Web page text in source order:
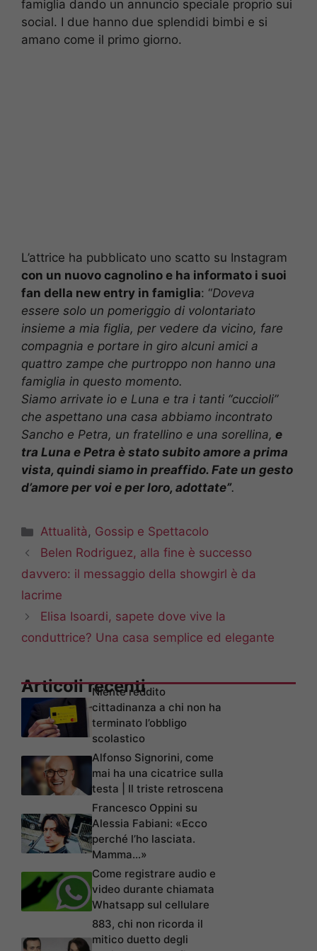
famiglia dando un annuncio speciale proprio sui
social. I due hanno due splendidi bimbi e si
amano come il primo giorno.
L’attrice ha pubblicato uno scatto su Instagram
con un nuovo cagnolino e ha informato i suoi
fan della new entry in famiglia: “Doveva
essere solo un pomeriggio di volontariato
insieme a mia figlia, per vedere da vicino, fare
compagnia e portare in giro alcuni amici a
quattro zampe che purtroppo non hanno una
famiglia in questo momento.
Siamo arrivate io e Luna e tra i tanti “cuccioli”
che aspettano una casa abbiamo incontrato
Sancho e Petra, un fratellino e una sorellina, e
tra Luna e Petra è stato subito amore a prima
vista, quindi siamo in preaffido. Fate un gesto
d’amore per voi e per loro, adottate”.
Categorie
Attualità , Gossip e Spettacolo
Belen Rodriguez, alla fine è successo
davvero: il messaggio della showgirl è da
lacrime
Elisa Isoardi, sapete dove vive la
conduttrice? Una casa semplice ed elegante
Articoli recenti
Niente reddito
cittadinanza a chi non ha
terminato l’obbligo
scolastico
Alfonso Signorini, come
mai ha una cicatrice sulla
testa | Il triste retroscena
Francesco Oppini su
Alessia Fabiani: «Ecco
perché l’ho lasciata.
Mamma…»
Come registrare audio e
video durante chiamata
Whatsapp sul cellulare
883, chi non ricorda il
mitico duetto degli